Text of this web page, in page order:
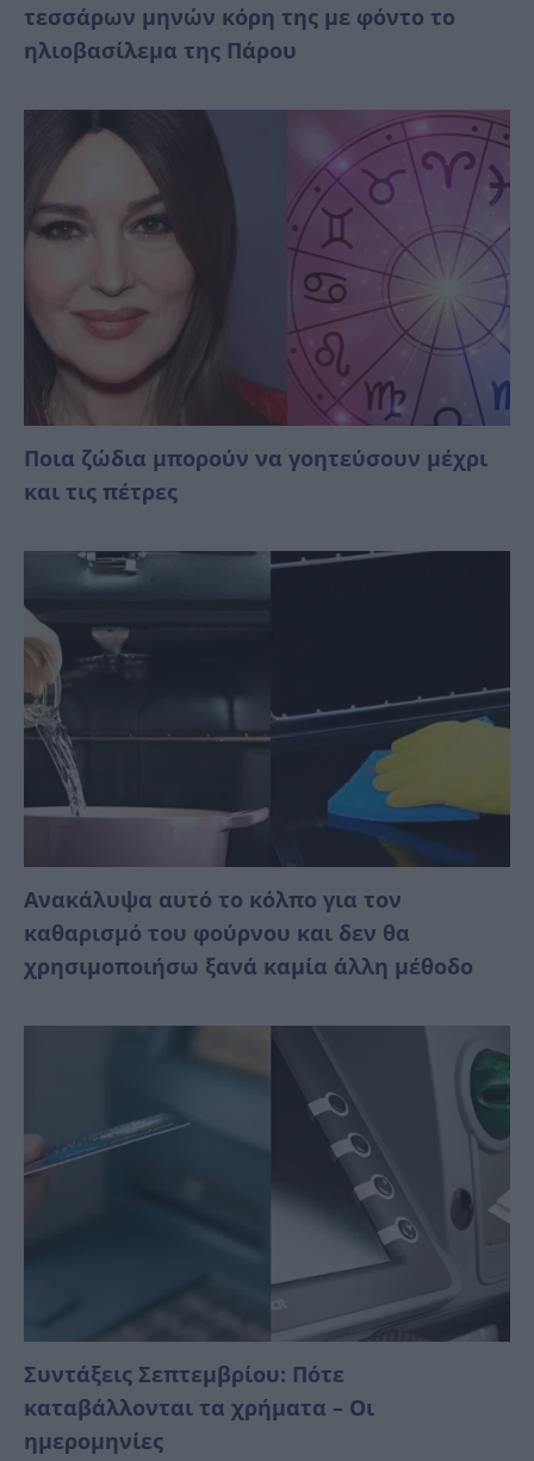
τεσσάρων μηνών κόρη της με φόντο το
ηλιοβασίλεμα της Πάρου
Ποια ζώδια μπορούν να γοητεύσουν μέχρι
και τις πέτρες
Ανακάλυψα αυτό το κόλπο για τον
καθαρισμό του φούρνου και δεν θα
χρησιμοποιήσω ξανά καμία άλλη μέθοδο
Συντάξεις Σεπτεμβρίου: Πότε
καταβάλλονται τα χρήματα – Οι
ημερομηνίες